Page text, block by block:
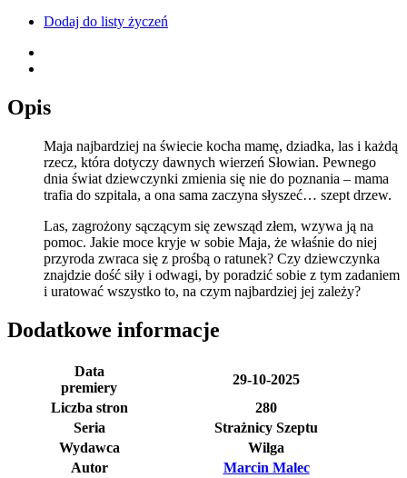
Dodaj do listy życzeń
Opis
Maja najbardziej na świecie kocha mamę, dziadka, las i każdą
rzecz, która dotyczy dawnych wierzeń Słowian. Pewnego
dnia świat dziewczynki zmienia się nie do poznania – mama
trafia do szpitala, a ona sama zaczyna słyszeć… szept drzew.
Las, zagrożony sączącym się zewsząd złem, wzywa ją na
pomoc. Jakie moce kryje w sobie Maja, że właśnie do niej
przyroda zwraca się z prośbą o ratunek? Czy dziewczynka
znajdzie dość siły i odwagi, by poradzić sobie z tym zadaniem
i uratować wszystko to, na czym najbardziej jej zależy?
Dodatkowe informacje
Data
premiery
29-10-2025
Liczba stron
280
Seria
Strażnicy Szeptu
Wydawca
Wilga
Autor
Marcin Malec